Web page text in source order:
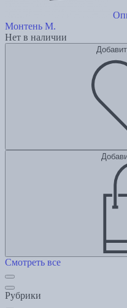
Монтень М.
Нет в наличии
Смотреть все
Рубрики